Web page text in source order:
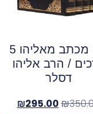
סט מכתב מאליהו 5
/ הרב אליהו
דסלר
₪
₪295.00